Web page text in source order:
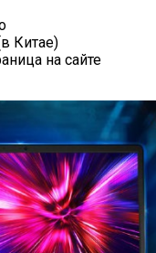
Китае)
на сайте